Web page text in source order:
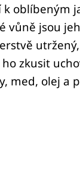
k oblíbeným
vůně jsou
zkusit
med, olej a